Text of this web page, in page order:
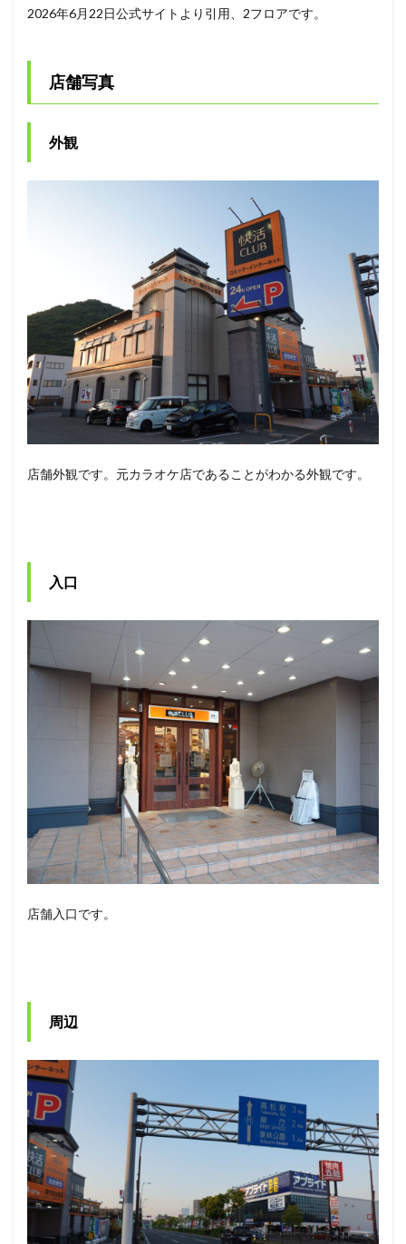
2026年6月22日公式サイトより引用、2フロアです。
店舗写真
外観
店舗外観です。元カラオケ店であることがわかる外観です。
入口
店舗入口です。
周辺